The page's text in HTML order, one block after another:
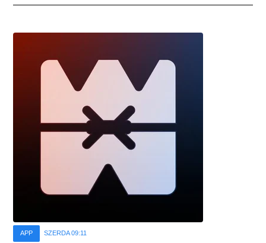
APP SZERDA 09:11